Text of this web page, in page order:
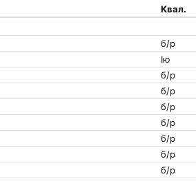
Квал.
б/р
Iю
б/р
б/р
б/р
б/р
б/р
б/р
б/р